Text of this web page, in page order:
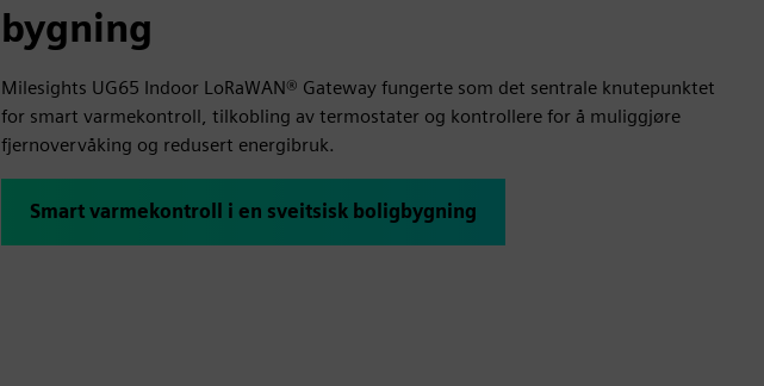
bygning
Milesights UG65 Indoor LoRaWAN® Gateway fungerte som det sentrale knutepunktet
for smart varmekontroll, tilkobling av termostater og kontrollere for å muliggjøre
fjernovervåking og redusert energibruk.
Smart varmekontroll i en sveitsisk boligbygning